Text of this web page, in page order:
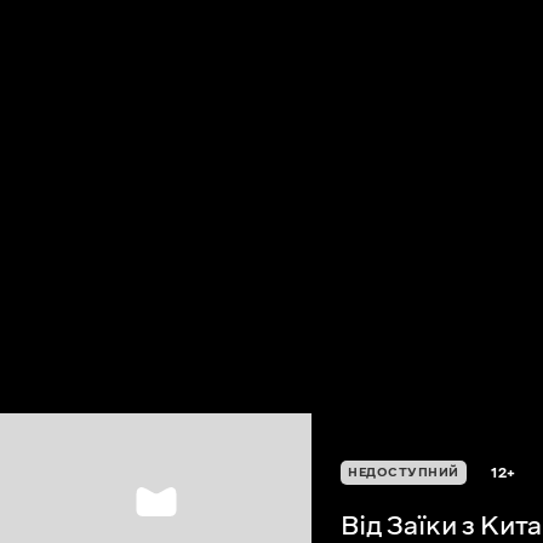
НЕДОСТУПНИЙ 12+
Від Заїки з